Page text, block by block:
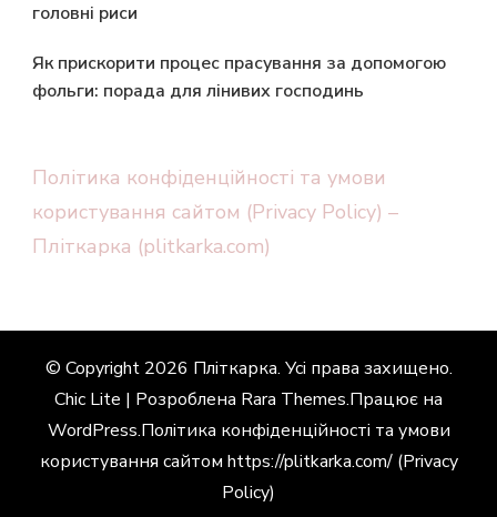
головні риси
Як прискорити процес прасування за допомогою
фольги: порада для лінивих господинь
Політика конфіденційності та умови
користування сайтом (Privacy Policy) –
Пліткарка (plitkarka.com)
© Copyright 2026 Пліткарка. Усі права захищено.
Chic Lite | Розроблена Rara Themes.Працює на
WordPress.Політика конфіденційності та умови
користування сайтом https://plitkarka.com/ (Privacy
Policy)